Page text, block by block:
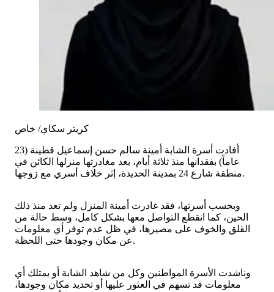
كريتر سكاي/ خاص
أفادت أسرة الشابة أمينة سالم حسن إسماعيل قطينة (23
عاماً) بفقدانها منذ ثلاثة أيام، بعد مغادرتها منزلها الكائن في
منطقة شارع 24 بمدينة الحديدة، إثر خلاف أسري مع زوجها.
وبحسب أسرتها، فقد غادرت أمينة المنزل ولم تعد منذ ذلك
الحين، كما انقطع التواصل معها بشكل كامل، وسط حالة من
القلق والخوف على مصيرها، في ظل عدم توفر أي معلومات
عن مكان وجودها حتى اللحظة.
وناشدت الأسرة المواطنين وكل من شاهد الشابة أو يمتلك أي
معلومات قد تسهم في العثور عليها أو تحديد مكان وجودها،